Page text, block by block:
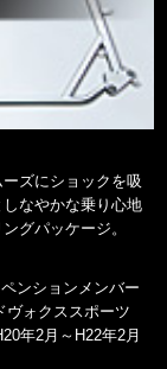
ズにショックを吸
なやかな乗り心地
グパッケージ。
ンションメンバー
ヴォクススポーツ
年2月～H22年2月